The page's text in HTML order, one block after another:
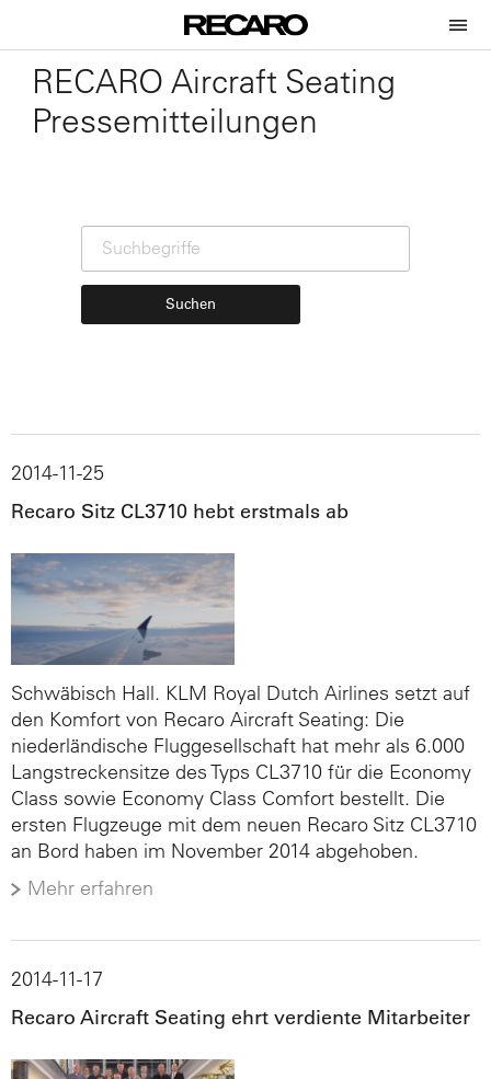
RECARO Aircraft Seating
Pressemitteilungen
Suchen
Schwäbisch Hall. KLM Royal Dutch Airlines setzt auf
den Komfort von Recaro Aircraft Seating: Die
niederländische Fluggesellschaft hat mehr als 6.000
Langstreckensitze des Typs CL3710 für die Economy
Class sowie Economy Class Comfort bestellt. Die
ersten Flugzeuge mit dem neuen Recaro Sitz CL3710
an Bord haben im November 2014 abgehoben.
Mehr erfahren
2014-11-25
Recaro Sitz CL3710 hebt erstmals ab
2014-11-17
Recaro Aircraft Seating ehrt verdiente Mitarbeiter